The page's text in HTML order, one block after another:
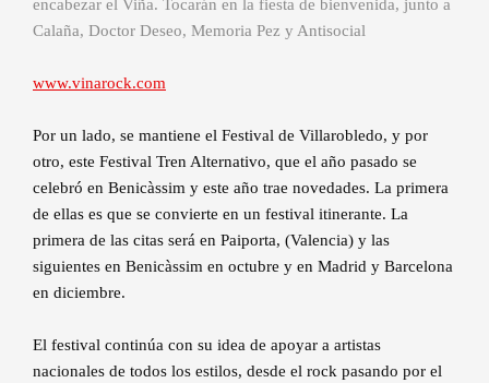
encabezar el Viña. Tocarán en la fiesta de bienvenida, junto a
Calaña, Doctor Deseo, Memoria Pez y Antisocial
www.vinarock.com
Por un lado, se mantiene el Festival de Villarobledo, y por
otro, este Festival Tren Alternativo, que el año pasado se
celebró en Benicàssim y este año trae novedades. La primera
de ellas es que se convierte en un festival itinerante. La
primera de las citas será en Paiporta, (Valencia) y las
siguientes en Benicàssim en octubre y en Madrid y Barcelona
en diciembre.
El festival continúa con su idea de apoyar a artistas
nacionales de todos los estilos, desde el rock pasando por el